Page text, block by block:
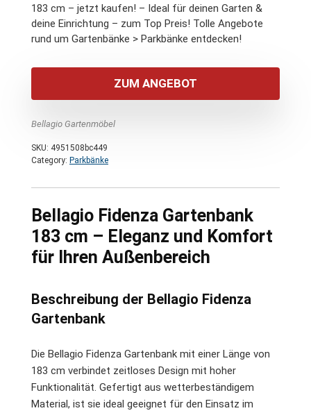
183 cm – jetzt kaufen! – Ideal für deinen Garten &
deine Einrichtung – zum Top Preis! Tolle Angebote
rund um Gartenbänke > Parkbänke entdecken!
ZUM ANGEBOT
Bellagio Gartenmöbel
SKU: 4951508bc449
Category: Parkbänke
Bellagio Fidenza Gartenbank
183 cm – Eleganz und Komfort
für Ihren Außenbereich
Beschreibung der Bellagio Fidenza
Gartenbank
Die Bellagio Fidenza Gartenbank mit einer Länge von
183 cm verbindet zeitloses Design mit hoher
Funktionalität. Gefertigt aus wetterbeständigem
Material, ist sie ideal geeignet für den Einsatz im